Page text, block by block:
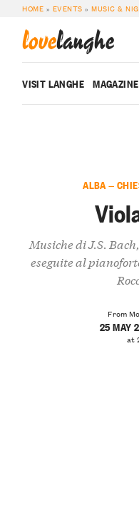
HOME » EVENTS »MUSIC &
lovelanghe
VISIT LANGHE MAGAZINE
ALBA —
Musiche di J.S.
eseguite al
From
25 MAY
at